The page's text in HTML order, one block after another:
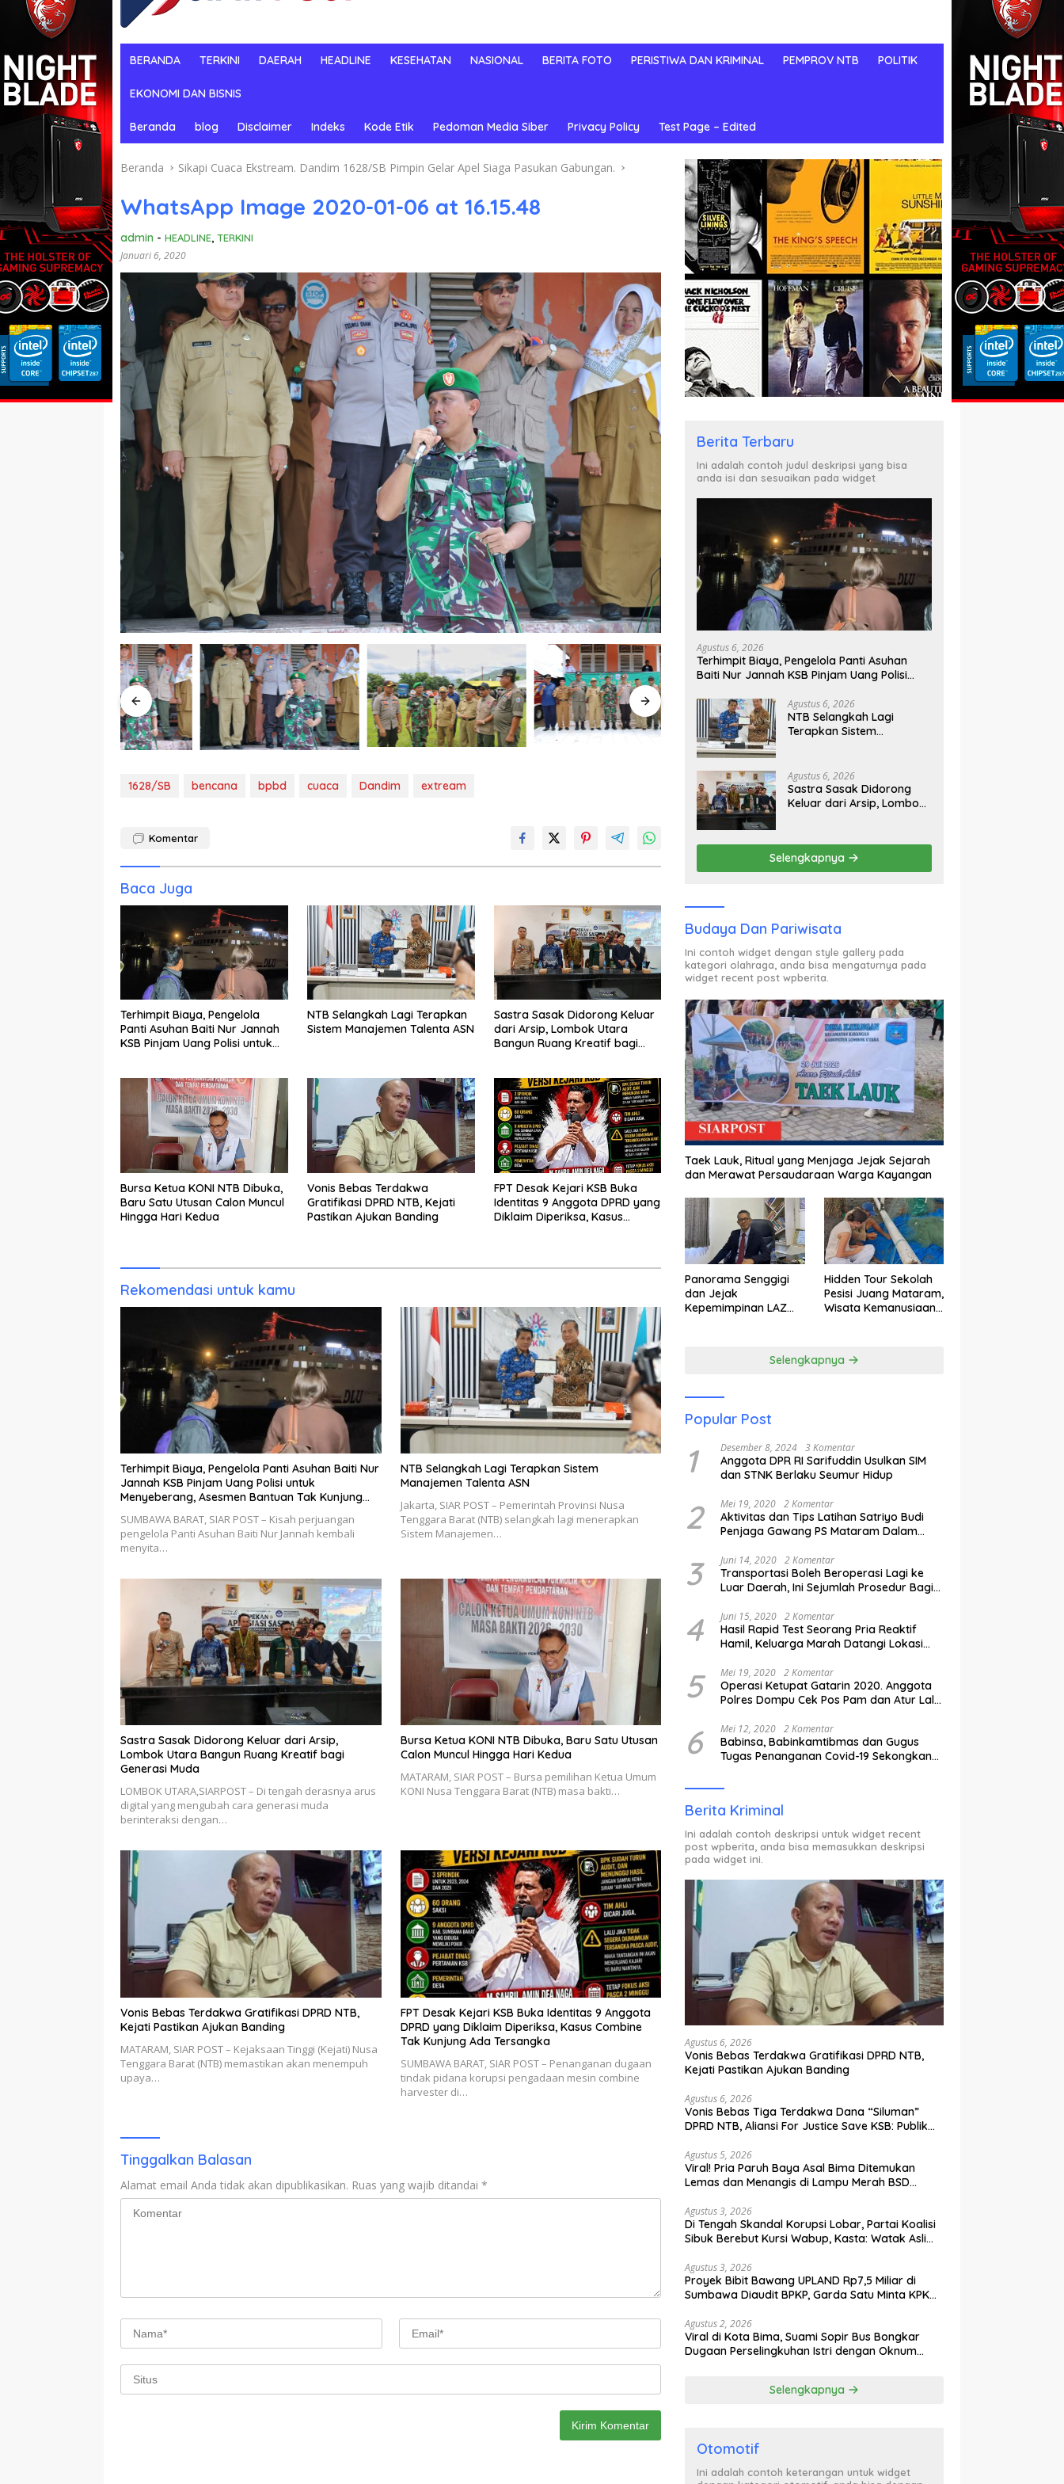
BERANDA TERKINI DAERAH HEADLINE KESEHATAN NASIONAL BERITA FOTO PERISTIWA DAN KRIMINAL PEMPROV NTB POLITIK
EKONOMI DAN BISNIS
Beranda blog Disclaimer Indeks Kode Etik Pedoman Media Siber Privacy Policy Test Page – Edited
Beranda Sikapi Cuaca Ekstream. Dandim 1628/SB Pimpin Gelar Apel Siaga Pasukan Gabungan.
WhatsApp Image 2020-01-06 at 16.15.48
admin - HEADLINE, TERKINI
Januari 6, 2020
1628/SB bencana bpbd cuaca Dandim extream
Komentar
Baca Juga
Terhimpit Biaya, Pengelola
Panti Asuhan Baiti Nur Jannah
KSB Pinjam Uang Polisi untuk
NTB Selangkah Lagi Terapkan
Sistem Manajemen Talenta ASN
Sastra Sasak Didorong Keluar
dari Arsip, Lombok Utara
Bangun Ruang Kreatif bagi
Bursa Ketua KONI NTB Dibuka,
Baru Satu Utusan Calon Muncul
Hingga Hari Kedua
Vonis Bebas Terdakwa
Gratifikasi DPRD NTB, Kejati
Pastikan Ajukan Banding
FPT Desak Kejari KSB Buka
Identitas 9 Anggota DPRD yang
Diklaim Diperiksa, Kasus
Rekomendasi untuk kamu
Terhimpit Biaya, Pengelola Panti Asuhan Baiti Nur
Jannah KSB Pinjam Uang Polisi untuk
Menyeberang, Asesmen Bantuan Tak Kunjung
SUMBAWA BARAT, SIAR POST – Kisah perjuangan
pengelola Panti Asuhan Baiti Nur Jannah kembali
menyita…
NTB Selangkah Lagi Terapkan Sistem
Manajemen Talenta ASN
Jakarta, SIAR POST – Pemerintah Provinsi Nusa
Tenggara Barat (NTB) selangkah lagi menerapkan
Sistem Manajemen…
Sastra Sasak Didorong Keluar dari Arsip,
Lombok Utara Bangun Ruang Kreatif bagi
Generasi Muda
LOMBOK UTARA,SIARPOST – Di tengah derasnya arus
digital yang mengubah cara generasi muda
berinteraksi dengan…
Bursa Ketua KONI NTB Dibuka, Baru Satu Utusan
Calon Muncul Hingga Hari Kedua
MATARAM, SIAR POST – Bursa pemilihan Ketua Umum
KONI Nusa Tenggara Barat (NTB) masa bakti…
Vonis Bebas Terdakwa Gratifikasi DPRD NTB,
Kejati Pastikan Ajukan Banding
MATARAM, SIAR POST – Kejaksaan Tinggi (Kejati) Nusa
Tenggara Barat (NTB) memastikan akan menempuh
upaya…
FPT Desak Kejari KSB Buka Identitas 9 Anggota
DPRD yang Diklaim Diperiksa, Kasus Combine
Tak Kunjung Ada Tersangka
SUMBAWA BARAT, SIAR POST – Penanganan dugaan
tindak pidana korupsi pengadaan mesin combine
harvester di…
Tinggalkan Balasan
Alamat email Anda tidak akan dipublikasikan. Ruas yang wajib ditandai *
Berita Terbaru
Ini adalah contoh judul deskripsi yang bisa
anda isi dan sesuaikan pada widget
Agustus 6, 2026
Terhimpit Biaya, Pengelola Panti Asuhan
Baiti Nur Jannah KSB Pinjam Uang Polisi
Kunjung Tuntas
Agustus 6, 2026
NTB Selangkah Lagi
Terapkan Sistem
Agustus 6, 2026
Sastra Sasak Didorong
Keluar dari Arsip, Lombok
Muda
Selengkapnya
Budaya Dan Pariwisata
Ini contoh widget dengan style gallery pada
kategori olahraga, anda bisa mengaturnya pada
widget recent post wpberita.
Taek Lauk, Ritual yang Menjaga Jejak Sejarah
dan Merawat Persaudaraan Warga Kayangan
Panorama Senggigi
dan Jejak
Kepemimpinan LAZ
Hidden Tour Sekolah
Pesisi Juang Mataram,
Wisata Kemanusiaan
Selengkapnya
Popular Post
1 Desember 8, 2024 3 Komentar
Anggota DPR RI Sarifuddin Usulkan SIM
dan STNK Berlaku Seumur Hidup
2 Mei 19, 2020 2 Komentar
Aktivitas dan Tips Latihan Satriyo Budi
Penjaga Gawang PS Mataram Dalam
3 Juni 14, 2020 2 Komentar
Transportasi Boleh Beroperasi Lagi ke
Luar Daerah, Ini Sejumlah Prosedur Bagi
4 Juni 15, 2020 2 Komentar
Hasil Rapid Test Seorang Pria Reaktif
Hamil, Keluarga Marah Datangi Lokasi
5 Mei 19, 2020 2 Komentar
Operasi Ketupat Gatarin 2020. Anggota
Polres Dompu Cek Pos Pam dan Atur Lalu
6 Mei 12, 2020 2 Komentar
Babinsa, Babinkamtibmas dan Gugus
Tugas Penanganan Covid-19 Sekongkang
ODP.
Berita Kriminal
Ini adalah contoh deskripsi untuk widget recent
post wpberita, anda bisa memasukkan deskripsi
pada widget ini.
Agustus 6, 2026
Vonis Bebas Terdakwa Gratifikasi DPRD NTB,
Kejati Pastikan Ajukan Banding
Agustus 6, 2026
Vonis Bebas Tiga Terdakwa Dana “Siluman”
DPRD NTB, Aliansi For Justice Save KSB: Publik
Agustus 5, 2026
Viral! Pria Paruh Baya Asal Bima Ditemukan
Lemas dan Menangis di Lampu Merah BSD
Agustus 3, 2026
Di Tengah Skandal Korupsi Lobar, Partai Koalisi
Sibuk Berebut Kursi Wabup, Kasta: Watak Asli
Agustus 3, 2026
Proyek Bibit Bawang UPLAND Rp7,5 Miliar di
Sumbawa Diaudit BPKP, Garda Satu Minta KPK
Agustus 2, 2026
Viral di Kota Bima, Suami Sopir Bus Bongkar
Dugaan Perselingkuhan Istri dengan Oknum
Selengkapnya
Otomotif
Ini adalah contoh keterangan untuk widget